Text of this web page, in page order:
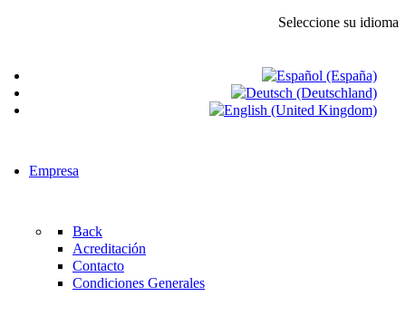
Seleccione su idioma
Empresa
Back
Acreditación
Contacto
Condiciones Generales